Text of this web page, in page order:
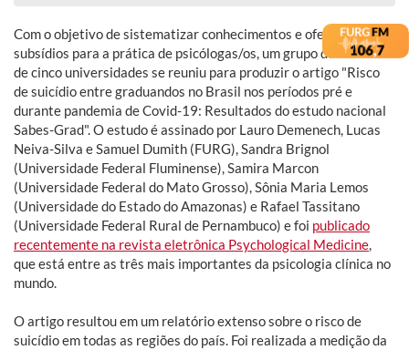
Com o objetivo de sistematizar conhecimentos e oferecer
subsídios para a prática de psicólogas/os, um grupo de docentes
de cinco universidades se reuniu para produzir o artigo "Risco
de suicídio entre graduandos no Brasil nos períodos pré e
durante pandemia de Covid-19: Resultados do estudo nacional
Sabes-Grad". O estudo é assinado por Lauro Demenech, Lucas
Neiva-Silva e Samuel Dumith (FURG), Sandra Brignol
(Universidade Federal Fluminense), Samira Marcon
(Universidade Federal do Mato Grosso), Sônia Maria Lemos
(Universidade do Estado do Amazonas) e Rafael Tassitano
(Universidade Federal Rural de Pernambuco) e foi publicado
recentemente na revista eletrônica Psychological Medicine,
que está entre as três mais importantes da psicologia clínica no
mundo.
O artigo resultou em um relatório extenso sobre o risco de
suicídio em todas as regiões do país. Foi realizada a medição da